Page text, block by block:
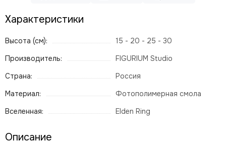
Характеристики
Высота (см):
15 - 20 - 25 - 30
Производитель:
FIGURIUM Studio
Страна:
Россия
Материал:
Фотополимерная смола
Вселенная:
Elden Ring
Описание